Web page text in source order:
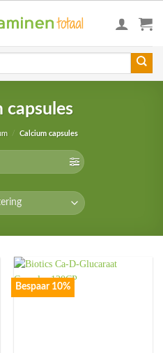
capsules
/ Calcium capsules
Bespaar 10%